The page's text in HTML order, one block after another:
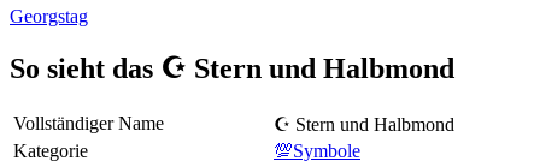
Georgstag
So sieht das ☪️ Stern und Halbmond
Vollständiger Name
☪️ Stern und Halbmond
Kategorie
💯Symbole